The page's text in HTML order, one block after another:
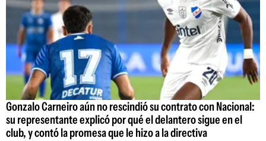
Gonzalo Carneiro aún no rescindió su contrato con Nacional:
su representante explicó por qué el delantero sigue en el
club, y contó la promesa que le hizo a la directiva